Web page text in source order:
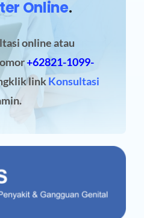
Online.
online atau
+62821-1099-
linkKonsultasi